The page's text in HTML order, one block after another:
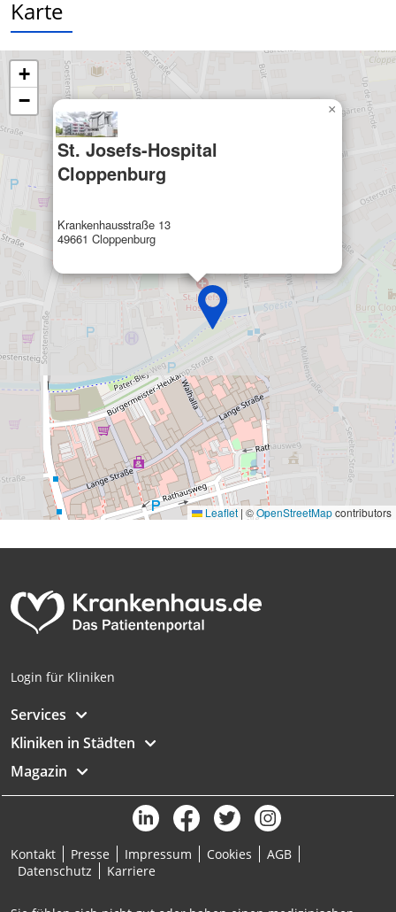
Karte
St. Josefs-Hospital
Cloppenburg
Krankenhausstraße 13
49661 Cloppenburg
×
+
−
Leaflet | ©OpenStreetMapcontributors
Login für Kliniken
Services
Kliniken in Städten
Magazin
Kontakt Presse Impressum Cookies
AGB
Datenschutz
Karriere